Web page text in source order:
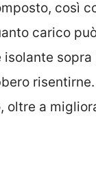
così
carico
isolante
oltre a